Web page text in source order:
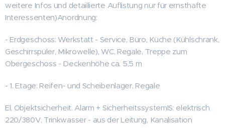
weitere Infos und detaillierte Auflistung nur für ernsthafte
Interessenten)Anordnung:
- Erdgeschoss: Werkstatt - Service, Büro, Küche (Kühlschrank,
Geschirrspüler, Mikrowelle), WC, Regale, Treppe zum
Obergeschoss - Deckenhöhe ca. 5,5 m
- 1. Etage: Reifen- und Scheibenlager, Regale
El. Objektsicherheit. Alarm + SicherheitssystemIS: elektrisch
220/380V, Trinkwasser - aus der Leitung, Kanalisation